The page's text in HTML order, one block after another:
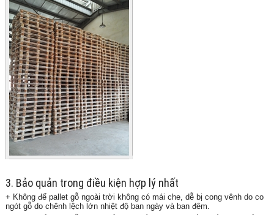
3. Bảo quản trong điều kiện hợp lý nhất
+ Không để pallet gỗ ngoài trời không có mái che, dễ bị cong vênh do co
ngót gỗ do chênh lệch lớn nhiệt độ ban ngày và ban đêm.